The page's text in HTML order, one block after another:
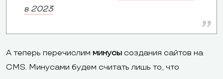
в 2023
А теперь перечислим минусы создания сайтов на
CMS. Минусами будем считать лишь то, что